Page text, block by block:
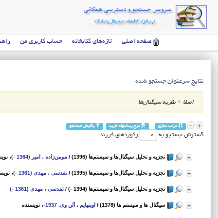
صفحه اصلی تازه‌های کتابخانه حساب کاربری من
نتایج سرعنوان جستجو شده
اصفا > نظریه سیگنال‌ها
مرتب سازی درج پیشنهاد خرید پالایش جستجو
گسترش جستجو به رکوردهای فرزند
تجزیه و تحلیل سیگنال‌ها و سیستم‌ها (1396) / مومن‌زاده ، امیر (1364 -) ،
تجزیه و تحلیل سیگنال‌ها و سیستم‌ها (1395) /تقدسی ، مهدی (1361 -) ،
تجزیه و تحلیل سیگنال‌ها و سیستم‌ها (1394 -) /تقدسی ، مهدی (1361 -)
سیگنال ها و سیستم ها (1378) / اوپنهایم ، آلن وی. 1937- ، نویسنده